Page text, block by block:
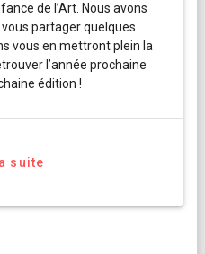
de l’Art. Nous avons
vous partager quelques
vous en mettront plein la
l’année prochaine
édition !
suite